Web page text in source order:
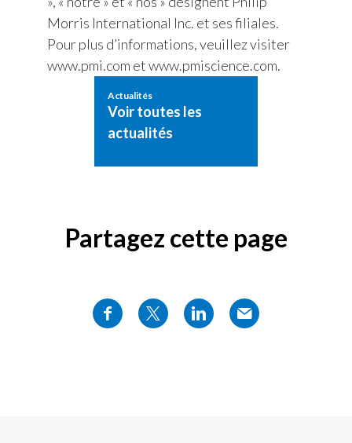
Morris International Inc. et ses filiales.
Pour plus d’informations, veuillez visiter
www.pmi.com et www.pmiscience.com.
Actualités
Voir toutes les
actualités
Partagez cette page